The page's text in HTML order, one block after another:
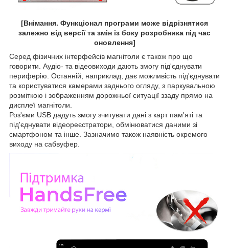
[Внімання. Функціонал програми може відрізнятися
залежно від версії та змін із боку розробника під час
оновлення]
Серед фізичних інтерфейсів магнітоли є також про що
говорити. Аудіо- та відеовиходи дають змогу під'єднувати
периферію. Останній, наприклад, дає можливість під'єднувати
та користуватися камерами заднього огляду, з паркувальною
розміткою і зображенням дорожньої ситуації ззаду прямо на
дисплеї магнітоли.
Роз'єми USB дадуть змогу зчитувати дані з карт пам'яті та
під'єднувати відеореєстратори, обмінюватися даними зі
смартфоном та інше. Зазначимо також наявність окремого
виходу на сабвуфер.